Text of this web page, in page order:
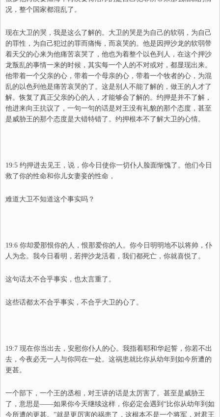
况，整个国家都混乱了。
现在大卫的哭，我是这么了解的。大卫的哭是为自己的软弱，为自己
的罪性，为自己犯过的罪而痛悔，而哀哭的。他是因押沙龙的软弱带
着天父的心来为他痛苦哀哭了，他也为着整个以色列人，在这个押沙
龙叛乱的事情一来的时候，其实每一个人的不对或对，都显现出来。
他带着一个父亲的心，带着一个母亲的心，带着一个牧者的心，为混
乱的以色列他是痛苦哀哭的了。这是别人不能了解的，做王的人才了
解。恢复了真正父亲的心的人，才能够会了解的。约押是并不了解，
他进来向王抗议了，一句一句的话是对王没有礼貌的那个态度，甚至
是威胁王的那个态度是大错特错了。约押根本不了解大卫的心情。
19:5 约押进去见王，说，你今日使你一切仆人脸面惭愧了。他们今日
救了你的性命和你儿女妻妾的性命，
难道大卫不知道这个事实吗？
19:6 你却爱那恨你的人，恨那爱你的人。你今日明明地不以将帅，仆
人为念。我今日看明，若押沙龙活着，我们都死亡，你就喜悦了。
这句话太不合乎事实，也太言重了。
这些话都太不合乎事实，不合乎大卫的心了。
19:7 现在你当出去，安慰你仆人的心。我指着耶和华起誓，你若不出
去，今夜必无一人与你同在一处。这祸患就比你从幼年到如今所遭的
更甚。
一个部下，一个王的丞相，对王讲的话是太厉害了。甚至是威胁王
了，意思是——如果你今天继续这样，你必定会遇到“比你从幼年到如
今所遭的更甚。 ”就是更厉害的祸患了，这根本不是一个将军，对君王